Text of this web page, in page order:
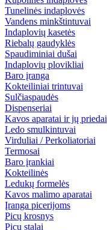
Tunelinės indaplovės
Vandens minkštintuvai
Indaplovių kasetės
Riebalų gaudyklės
Spaudiminiai dušai
Indaplovių plovikliai
Baro įranga
Kokteiliniai trintuvai
Sulčiaspaudės
Dispenseriai
Kavos aparatai ir jų priedai
Ledo smulkintuvai
Virduliai / Perkoliatoriai
Termosai
Baro įrankiai
Kokteilinės
Ledukų formelės
Kavos malimo aparatai
Įranga picerijoms
Picų krosnys
Picų stalai